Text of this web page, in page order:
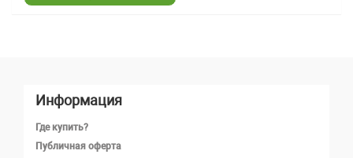
Информация
Где купить?
Публичная оферта